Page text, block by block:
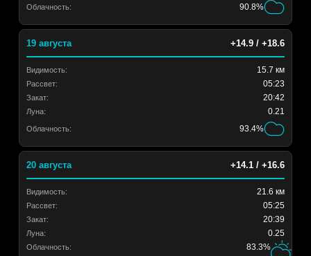
Облачность: 90.8%
19 августа +14.9 / +18.6
Видимость: 15.7 км
Рассвет: 05:23
Закат: 20:42
Луна: 0.21
Облачность: 93.4%
20 августа +14.1 / +16.6
Видимость: 21.6 км
Рассвет: 05:25
Закат: 20:39
Луна: 0.25
Облачность: 83.3%